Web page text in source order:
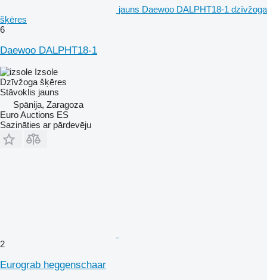
jauns Daewoo DALPHT18-1 dzīvžoga
šķēres
6
Daewoo DALPHT18-1
Izsole
Dzīvžoga šķēres
Stāvoklis jauns
Spānija, Zaragoza
Euro Auctions ES
Sazināties ar pārdevēju
2
Eurograb heggenschaar